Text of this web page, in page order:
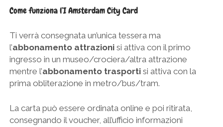
Come funziona l’I Amsterdam City Card
Ti verrà consegnata un’unica tessera ma
l’abbonamento attrazionisi attiva con il primo
ingresso in un museo/crociera/altra attrazione
mentre l’abbonamento trasportisi attiva con la
prima obliterazione in metro/bus/tram.
La carta può essere ordinata online e poi ritirata,
consegnando il voucher, all’ufficio informazioni